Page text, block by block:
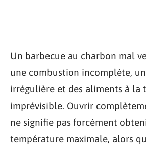
Un barbecue au charbon mal
une combustion incomplète,
irrégulière et des aliments à la
imprévisible. Ouvrir
ne signifie pas forcément
température maximale, alors